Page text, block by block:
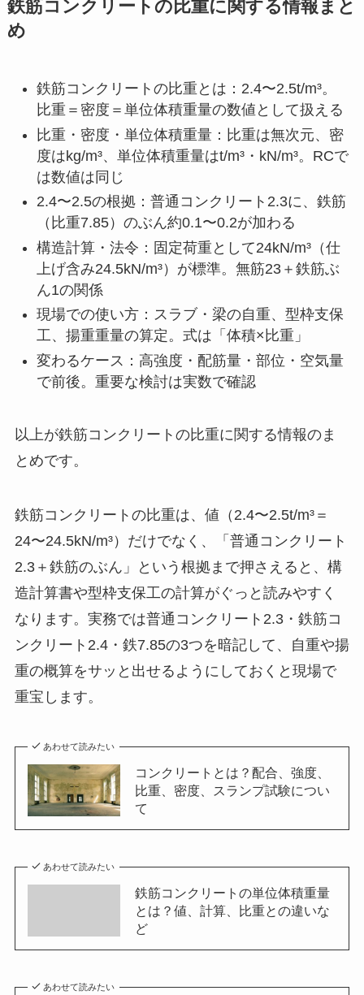
鉄筋コンクリートの比重に関する情報まと
め
鉄筋コンクリートの比重とは：2.4〜2.5t/m³。
比重＝密度＝単位体積重量の数値として扱える
比重・密度・単位体積重量：比重は無次元、密
度はkg/m³、単位体積重量はt/m³・kN/m³。RCで
は数値は同じ
2.4〜2.5の根拠：普通コンクリート2.3に、鉄筋
（比重7.85）のぶん約0.1〜0.2が加わる
構造計算・法令：固定荷重として24kN/m³（仕
上げ含み24.5kN/m³）が標準。無筋23＋鉄筋ぶ
ん1の関係
現場での使い方：スラブ・梁の自重、型枠支保
工、揚重重量の算定。式は「体積×比重」
変わるケース：高強度・配筋量・部位・空気量
で前後。重要な検討は実数で確認
以上が鉄筋コンクリートの比重に関する情報のま
とめです。
鉄筋コンクリートの比重は、値（2.4〜2.5t/m³＝
24〜24.5kN/m³）だけでなく、「普通コンクリート
2.3＋鉄筋のぶん」という根拠まで押さえると、構
造計算書や型枠支保工の計算がぐっと読みやすく
なります。実務では普通コンクリート2.3・鉄筋コ
ンクリート2.4・鉄7.85の3つを暗記して、自重や揚
重の概算をサッと出せるようにしておくと現場で
重宝します。
あわせて読みたい
コンクリートとは？配合、強度、
比重、密度、スランプ試験につい
て
あわせて読みたい
鉄筋コンクリートの単位体積重量
とは？値、計算、比重との違いな
ど
あわせて読みたい